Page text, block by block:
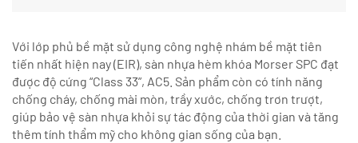
Với lớp phủ bề mặt sử dụng công nghệ nhám bề mặt tiên
tiến nhất hiện nay (EIR), sàn nhựa hèm khóa Morser SPC đạt
được độ cứng “Class 33”, AC5. Sản phẩm còn có tính năng
chống cháy, chống mài mòn, trầy xước, chống trơn trượt,
giúp bảo vệ sàn nhựa khỏi sự tác động của thời gian và tăng
thêm tính thẩm mỹ cho không gian sống của bạn.